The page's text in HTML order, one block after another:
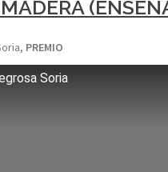
PREMIO
Soria